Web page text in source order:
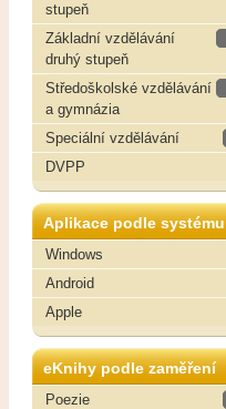
stupeň
Základní vzdělávání
druhý stupeň
Středoškolské vzdělávání
a gymnázia
Speciální vzdělávání
DVPP
Aplikace podle systému
Windows
Android
Apple
eKnihy podle zaměření
Poezie